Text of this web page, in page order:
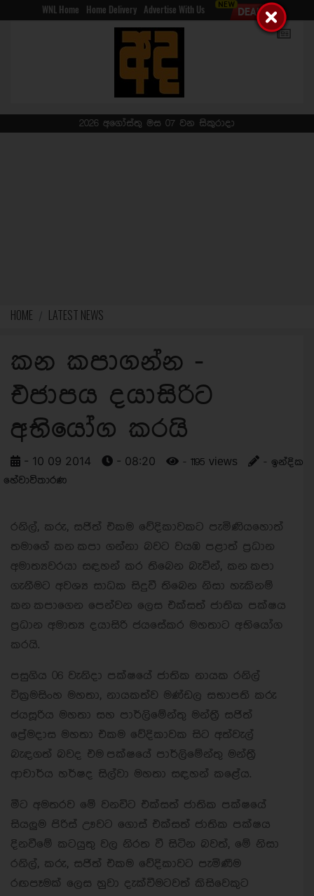
WNL Home Home Delivery Advertise With Us
2026 අගෝස්තු මස 07 වන සිකුරාදා
HOME LATEST NEWS
කන කපාගන්න -
එජාපය දයාසිරිට
අභියෝග කරයි
- 10 09 2014 - 08:20 - 1195 views
- ඉන්දික
හේවාවිතාරණ
රනිල්, කරු, සජිත් එකම වේදිකාවකට පැමිණියහොත්
තමාගේ කන කපා ගන්නා බවට වයඹ පළාත් ප්‍රධාන
අමාත්‍යවරයා සඳහන් කර තිබෙන බැවින්, කන කපා
ගැනීමට අවශ්‍ය සාධක සිදුවී තිබෙන නිසා හැකිනම්
කන කපාගෙන පෙන්වන ලෙස එක්සත් ජාතික පක්ෂය
ප්‍රධාන අමාත්‍ය දයාසිරි ජයසේකර මහතාට අභියෝග
කරයි.
පසුගිය 06 වැනිදා පක්ෂයේ ජාතික නායක රනිල්
වික්‍රමසිංහ මහතා, නායකත්ව මණ්ඩල සභාපති කරු
ජයසූරිය මහතා සහ පාර්ලිමේන්තු මන්ත්‍රී සජිත්
ප්‍රේමදාස මහතා එකම වේදිකාවක සිට අත්වැල්
බැඳගත් බවද එම පක්ෂයේ පාර්ලිමේන්තු මන්ත්‍රී
ආචාර්ය හර්ෂද සිල්වා මහතා සඳහන් කළේය.
මීට අමතරව මේ වනවිට එක්සත් ජාතික පක්ෂයේ
සියලුම පිරිස් ඌවට ගොස් එක්සත් ජාතික පක්ෂය
දිනවීමේ කටයුතු වල නිරත වී සිටින බවත්, මේ නිසා
රනිල්, කරු, සජිත් එකම වේදිකාවට පැමිණීම
රඟපෑමක් ලෙස හුවා දැක්වීමටවත් කිසිවෙකුට